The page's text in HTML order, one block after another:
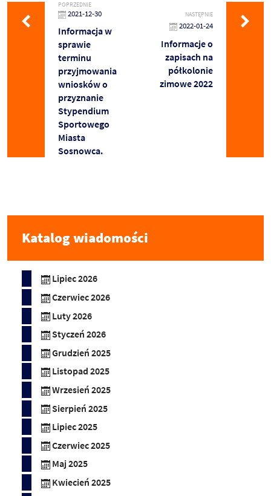
POPRZEDNIE
2021-12-30
Informacja w
sprawie
terminu
przyjmowania
wniosków o
przyznanie
Stypendium
Sportowego
Miasta
Sosnowca.
NASTĘPNIE
2022-01-24
Informacje o
zapisach na
półkolonie
zimowe 2022
Katalog wiadomości
Lipiec 2026
Czerwiec 2026
Luty 2026
Styczeń 2026
Grudzień 2025
Listopad 2025
Wrzesień 2025
Sierpień 2025
Lipiec 2025
Czerwiec 2025
Maj 2025
Kwiecień 2025